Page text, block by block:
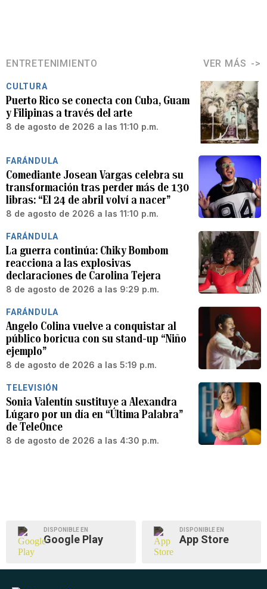
ENTRETENIMIENTO VER MÁS
CULTURA
Puerto Rico se conecta con Cuba, Guam
y Filipinas a través del arte
8 de agosto de 2026 a las 11:10 p.m.
FARÁNDULA
Comediante Josean Vargas celebra su
transformación tras perder más de 130
libras: “El 24 de abril volví a nacer”
8 de agosto de 2026 a las 11:10 p.m.
FARÁNDULA
La guerra continúa: Chiky Bombom
reacciona a las explosivas
declaraciones de Carolina Tejera
8 de agosto de 2026 a las 9:29 p.m.
FARÁNDULA
Angelo Colina vuelve a conquistar al
público boricua con su stand-up “Niño
ejemplo”
8 de agosto de 2026 a las 5:19 p.m.
TELEVISIÓN
Sonia Valentín sustituye a Alexandra
Lúgaro por un día en “Última Palabra”
de TeleOnce
8 de agosto de 2026 a las 4:30 p.m.
DISPONIBLE EN
Google Play
DISPONIBLE EN
App Store